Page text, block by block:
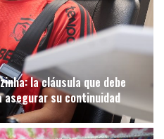
la cláusula que debe
asegurar su continuidad